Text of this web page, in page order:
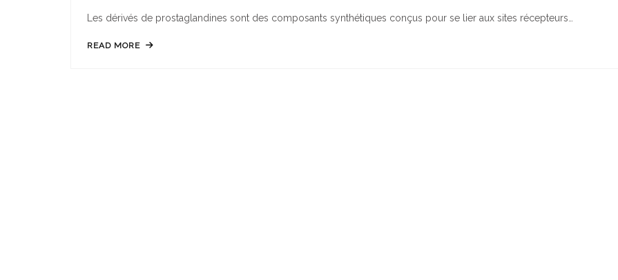
Les dérivés de prostaglandines sont des composants synthétiques conçus pour se lier aux sites récepteurs…
READ MORE